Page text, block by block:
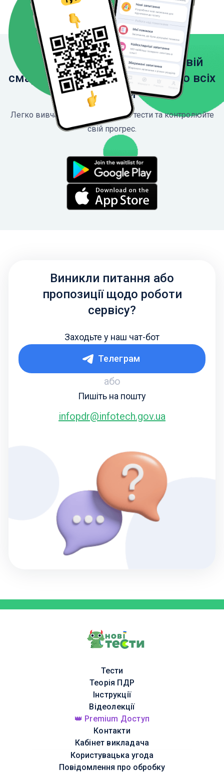
Завантажте застосунок на свій
смартфон, щоб мати доступ до всіх
функцій
Легко вивчайте ПДР, проходьте тести та контролюйте
свій прогрес.
Виникли питання або
пропозиції щодо роботи
сервісу?
Заходьте у наш чат-бот
Телеграм
або
Пишіть на пошту
infopdr@infotech.gov.ua
Тести
Теорія ПДР
Інструкції
Відеолекції
👑 Premium Доступ
Контакти
Кабінет викладача
Користувацька угода
Повідомлення про обробку